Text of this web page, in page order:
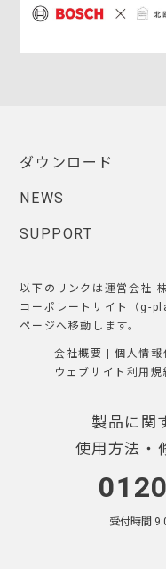
ダウンロード
NEWS
SUPPORT
以下のリンクは運営会社
コーポレートサイト（g-
ページへ移動します。
会社概要 |個人情報
ウェブサイト利用規
製品に関
使用方法・
受付時間